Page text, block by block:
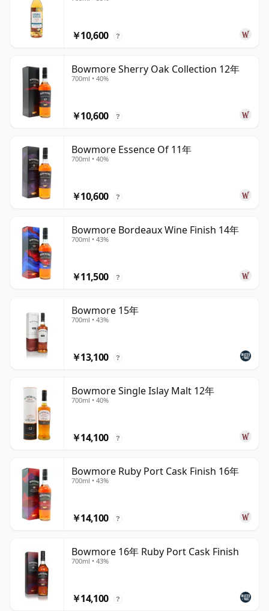
￥10,600 ?
Bowmore Sherry Oak Collection 12年
700ml • 40%
￥10,600 ?
Bowmore Essence Of 11年
700ml • 40%
￥10,600 ?
Bowmore Bordeaux Wine Finish 14年
700ml • 43%
￥11,500 ?
Bowmore 15年
700ml • 43%
￥13,100 ?
Bowmore Single Islay Malt 12年
700ml • 40%
￥14,100 ?
Bowmore Ruby Port Cask Finish 16年
700ml • 43%
￥14,100 ?
Bowmore 16年 Ruby Port Cask Finish
700ml • 43%
￥14,100 ?